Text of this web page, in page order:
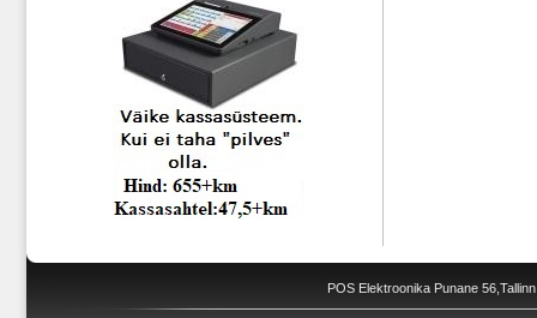
POS Elektroonika Punane